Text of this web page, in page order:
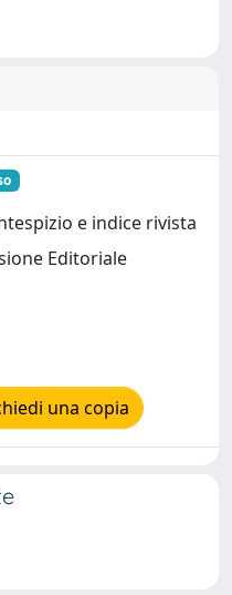
e indice rivista
Editoriale
una copia